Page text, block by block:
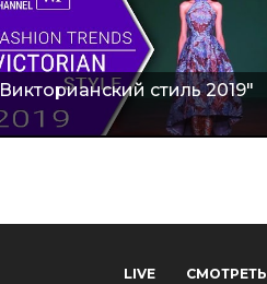
Викторианский стиль 2019"
LIVE СМОТРЕТЬ